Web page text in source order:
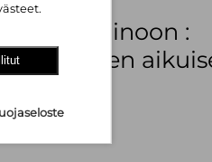
tasapainoon :